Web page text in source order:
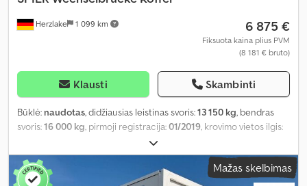
Herzlake 1 099 km 6 875 €
Fiksuota kaina plius PVM
(8 181 € bruto)
Klausti Skambinti
Būklė: naudotas, didžiausias leistinas svoris:13 150 kg, bendras
svoris:16 000 kg, pirmoji registracija:01/2019, krovimo vietos ilgis:
, krovinių skyriaus plotis:
aukštis:2 490 mm, krovinio erdvės tūris:44 m³, bendras plotis:
2 550 mm
2 750 mm, Gamybos metai: 2019,
Mažas skelbimas